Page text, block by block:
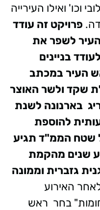
וכו' ואילו העירייה
פרויקט זה עודד
העיר לשפר את
בניינים
העיר במכתב
שקד ולשר האוצר
בארנונה לשנת
להוספת
שטח הממ"ד תגיע
שנים מהקמת
גזברית וממונה
האירוע
בחר ראש